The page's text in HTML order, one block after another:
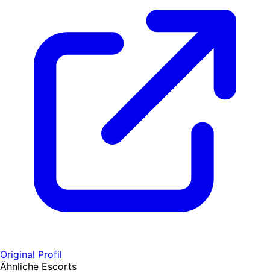
Original Profil
Ähnliche Escorts